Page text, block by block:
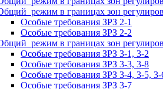
режим в границах зон
Особые требования ЗРЗ 2-1
Особые требования ЗРЗ 2-2
режим в границах зон
Особые требования ЗРЗ 3-1, 3-2
Особые требования ЗРЗ 3-3, 3-8
Особые требования ЗРЗ 3-4, 3-5, 3-
Особые требования ЗРЗ 3-7